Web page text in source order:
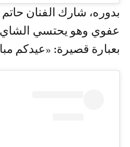
بدوره، شارك الفنان
عفوي وهو يحتسي الشاي
بعبارة قصيرة: «عيدكم